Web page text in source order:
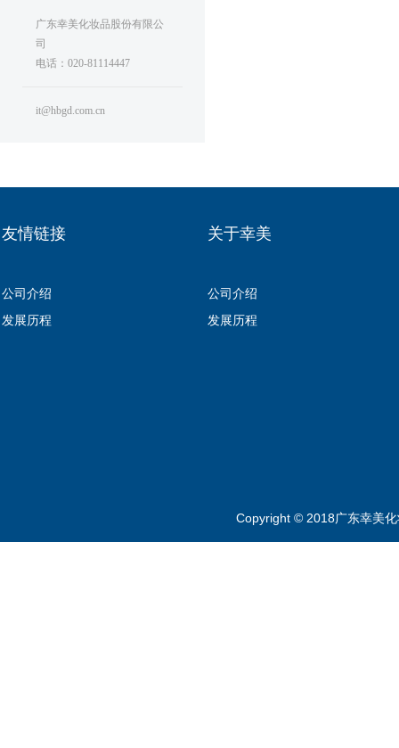
广东幸美化妆品股份有限公
司
电话：020-81114447
it@hbgd.com.cn
友情链接 关于幸美
公司介绍
发展历程
公司介绍
发展历程
Copyright © 2018广东幸美